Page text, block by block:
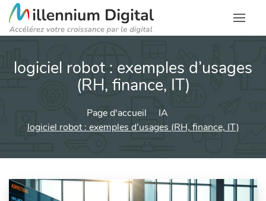
logiciel robot : exemples d’usages
(RH, finance, IT)
Page d'accueil
IA
logiciel robot : exemples d’usages (RH, finance, IT)